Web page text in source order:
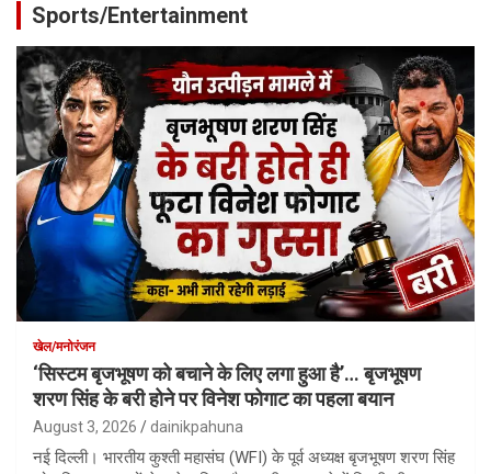
Sports/Entertainment
खेल/मनोरंजन
‘सिस्टम बृजभूषण को बचाने के लिए लगा हुआ है’… बृजभूषण
शरण सिंह के बरी होने पर विनेश फोगाट का पहला बयान
August 3, 2026 dainikpahuna
नई दिल्ली। भारतीय कुश्ती महासंघ (WFI) के पूर्व अध्यक्ष बृजभूषण शरण सिंह